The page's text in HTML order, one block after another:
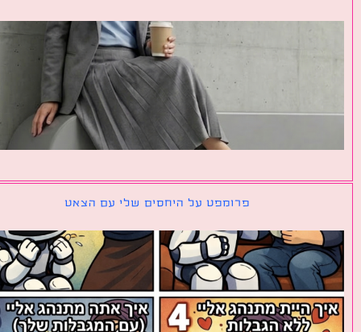
פרומפט על היחסים שלי עם הצאט